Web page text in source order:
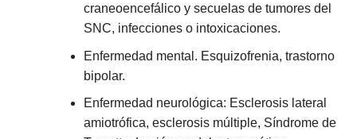
craneoencefálico y secuelas de tumores del
SNC, infecciones o intoxicaciones.
Enfermedad mental. Esquizofrenia, trastorno
bipolar.
Enfermedad neurológica: Esclerosis lateral
amiotrófica, esclerosis múltiple, Síndrome de